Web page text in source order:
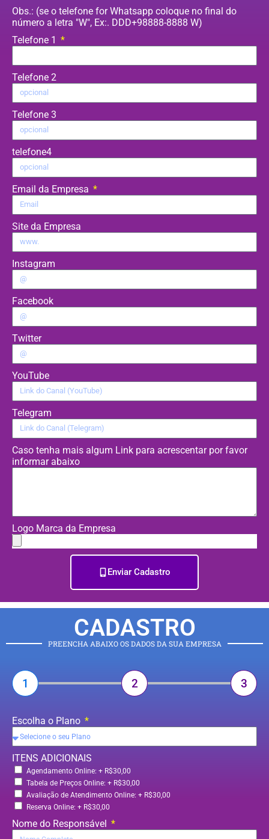
Obs.: (se o telefone for Whatsapp coloque no final do
número a letra "W", Ex:. DDD+98888-8888 W)
Telefone 1
Telefone 2
Telefone 3
telefone4
Email da Empresa
Site da Empresa
Instagram
Facebook
Twitter
YouTube
Telegram
Caso tenha mais algum Link para acrescentar por favor
informar abaixo
Logo Marca da Empresa
Enviar Cadastro
CADASTRO
PREENCHA ABAIXO OS DADOS DA SUA EMPRESA
1 2 3
Escolha o Plano
ITENS ADICIONAIS
Agendamento Online: + R$30,00
Tabela de Preços Online: + R$30,00
Avaliação de Atendimento Online: + R$30,00
Reserva Online: + R$30,00
Nome do Responsável